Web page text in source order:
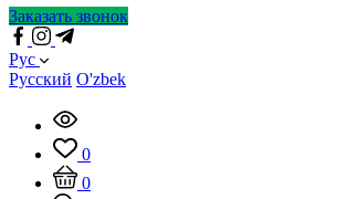
Заказать звонок
Рус
Русский O'zbek
0
0